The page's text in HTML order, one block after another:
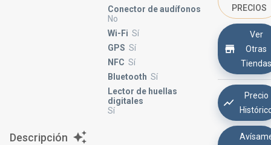
Conector de audífonos
No
Wi-Fi Sí
GPS Sí
NFC Sí
Bluetooth Sí
Lector de huellas
digitales
Sí
PRECIOS
Ver
Otras
Precio
Descripción